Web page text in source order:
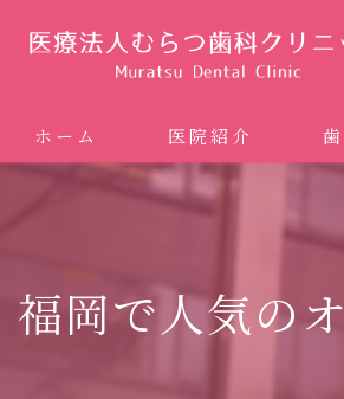
ホーム 医院紹介
福岡で人気の